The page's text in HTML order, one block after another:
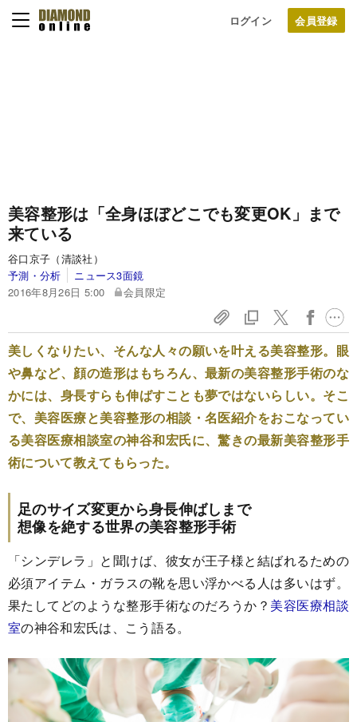
ログイン
美容整形は「全身ほぼどこでも変更OK」まで
来ている
谷口京子（清談社）
予測・分析
ニュース3面鏡
2016年8月26日 5:00
会員限定
美しくなりたい、そんな人々の願いを叶える美容整形。眼
や鼻など、顔の造形はもちろん、最新の美容整形手術のな
かには、身長すらも伸ばすことも夢ではないらしい。そこ
で、美容医療と美容整形の相談・名医紹介をおこなってい
る美容医療相談室の神谷和宏氏に、驚きの最新美容整形手
術について教えてもらった。
足のサイズ変更から身長伸ばしまで
想像を絶する世界の美容整形手術
「シンデレラ」と聞けば、彼女が王子様と結ばれるための
必須アイテム・ガラスの靴を思い浮かべる人は多いはず。
果たしてどのような整形手術なのだろうか？ 美容医療相談
室の神谷和宏氏は、こう語る。